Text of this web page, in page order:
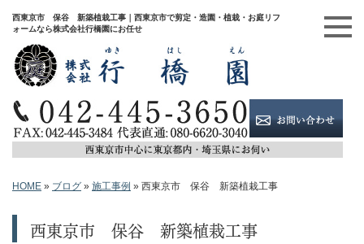
西東京市 保谷 新築植栽工事｜西東京市で剪定・造園・植栽・お庭リフ
ォームなら株式会社行橋園にお任せ
HOME » ブログ » 施工事例 » 西東京市 保谷 新築植栽工事
西東京市 保谷 新築植栽工事